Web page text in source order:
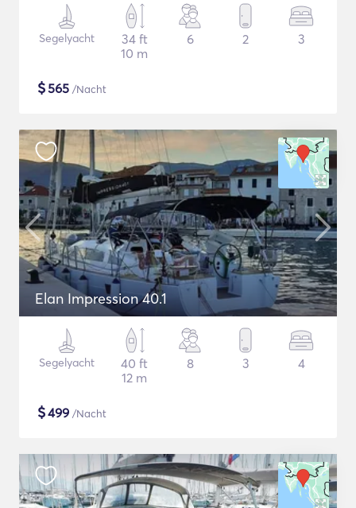
Segelyacht
34 ft
10 m
6 2 3
$565 /Nacht
Elan Impression 40.1
Segelyacht
40 ft
12 m
8 3 4
$499 /Nacht